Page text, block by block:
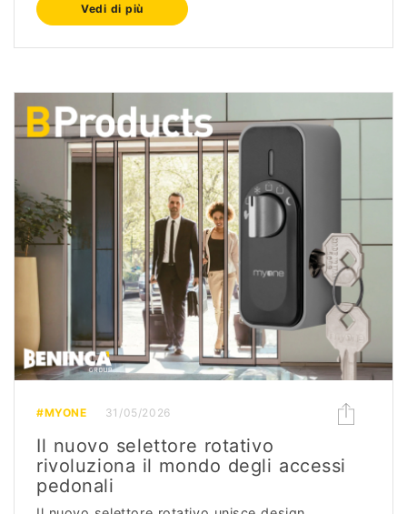
Vedi di più
#MYONE 31/05/2026
Il nuovo selettore rotativo
rivoluziona il mondo degli accessi
pedonali